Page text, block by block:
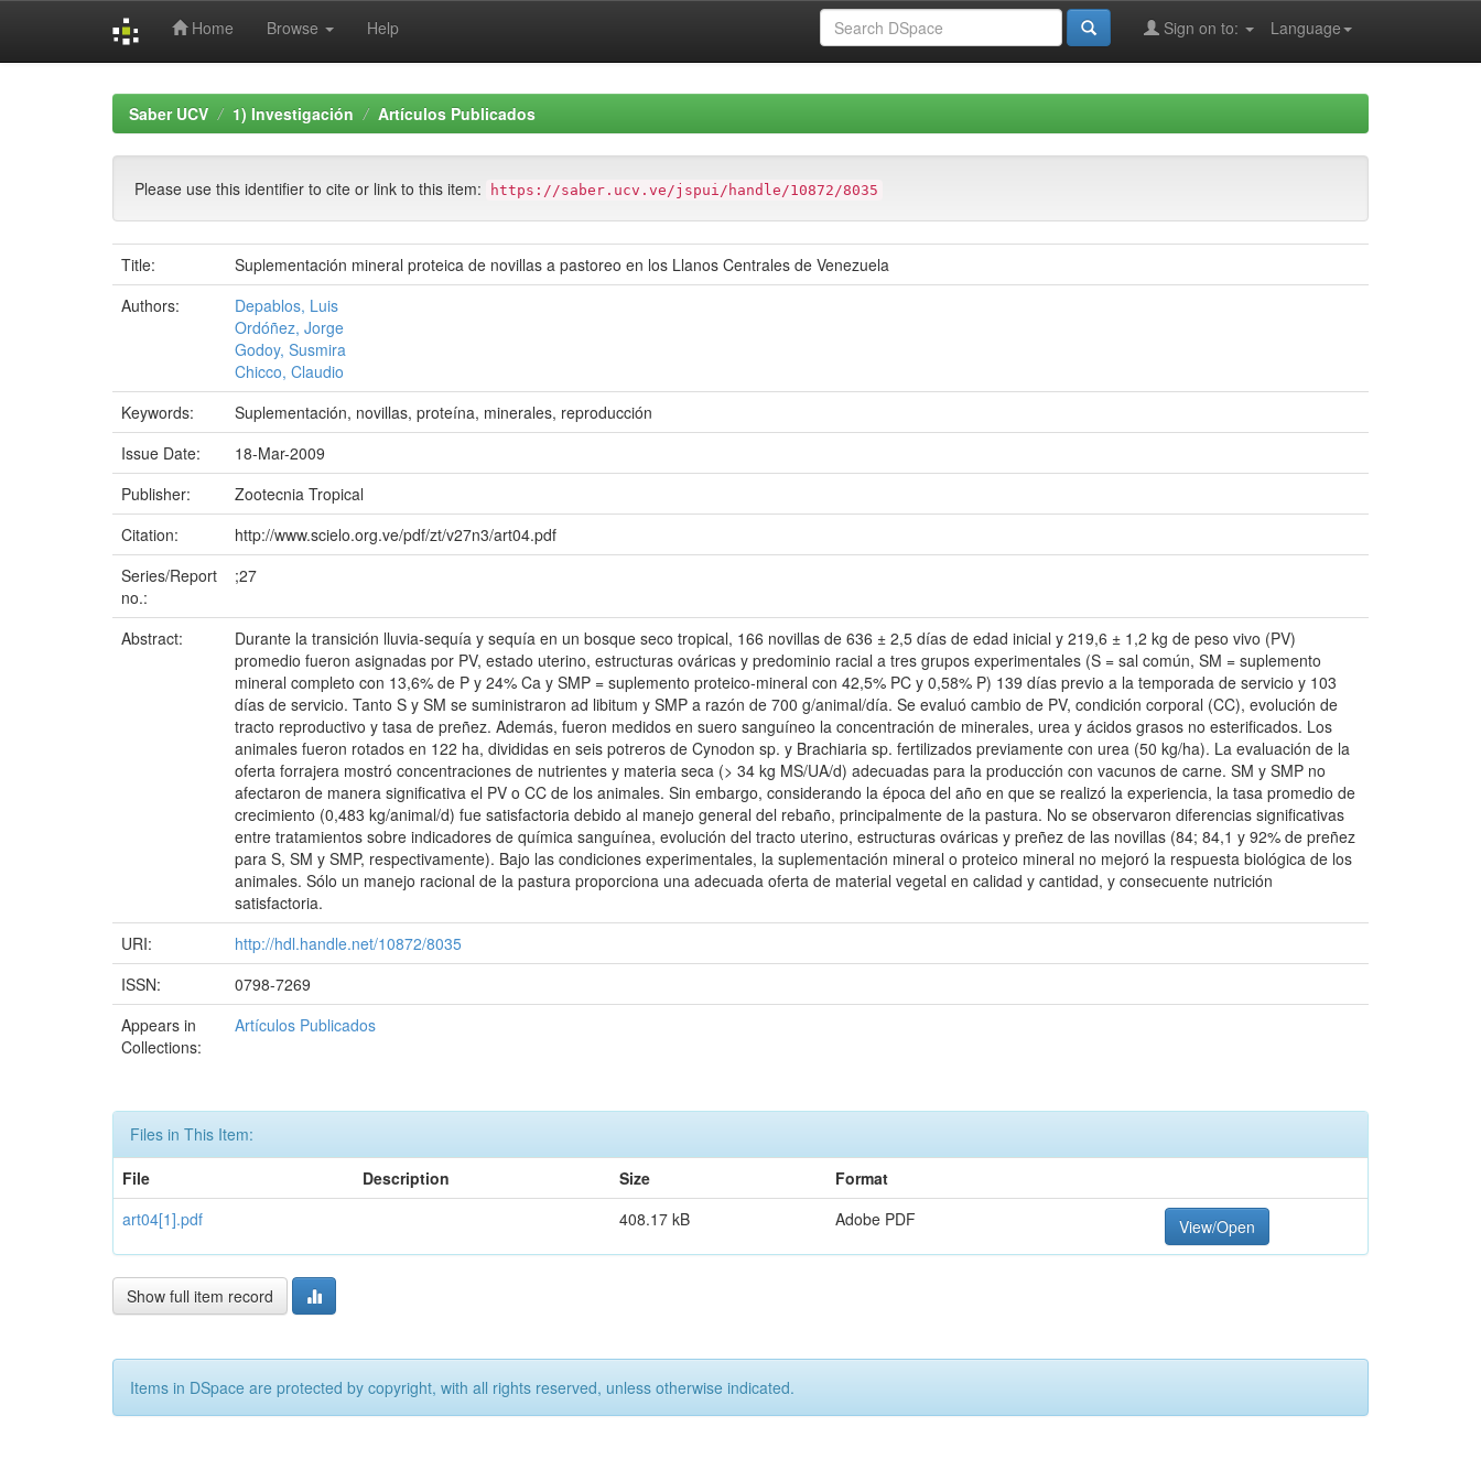
Home Browse Help Language
Sign on to:
Saber UCV 1) Investigación Artículos Publicados
Please use this identifier to cite or link to this item: https://saber.ucv.ve/jspui/handle/10872/8035
Title:
Suplementación mineral proteica de novillas a pastoreo en los Llanos Centrales de Venezuela
Authors:
Depablos, Luis
Ordóñez, Jorge
Godoy, Susmira
Chicco, Claudio
Keywords:
Suplementación, novillas, proteína, minerales, reproducción
Issue Date:
18-Mar-2009
Publisher:
Zootecnia Tropical
Citation:
http://www.scielo.org.ve/pdf/zt/v27n3/art04.pdf
Series/Report
no.:
;27
Abstract:
Durante la transición lluvia-sequía y sequía en un bosque seco tropical, 166 novillas de 636 ± 2,5 días de edad inicial y 219,6 ± 1,2 kg de peso vivo (PV)
promedio fueron asignadas por PV, estado uterino, estructuras ováricas y predominio racial a tres grupos experimentales (S = sal común, SM = suplemento
mineral completo con 13,6% de P y 24% Ca y SMP = suplemento proteico-mineral con 42,5% PC y 0,58% P) 139 días previo a la temporada de servicio y 103
días de servicio. Tanto S y SM se suministraron ad libitum y SMP a razón de 700 g/animal/día. Se evaluó cambio de PV, condición corporal (CC), evolución de
tracto reproductivo y tasa de preñez. Además, fueron medidos en suero sanguíneo la concentración de minerales, urea y ácidos grasos no esterificados. Los
animales fueron rotados en 122 ha, divididas en seis potreros de Cynodon sp. y Brachiaria sp. fertilizados previamente con urea (50 kg/ha). La evaluación de la
oferta forrajera mostró concentraciones de nutrientes y materia seca (> 34 kg MS/UA/d) adecuadas para la producción con vacunos de carne. SM y SMP no
afectaron de manera significativa el PV o CC de los animales. Sin embargo, considerando la época del año en que se realizó la experiencia, la tasa promedio de
crecimiento (0,483 kg/animal/d) fue satisfactoria debido al manejo general del rebaño, principalmente de la pastura. No se observaron diferencias significativas
entre tratamientos sobre indicadores de química sanguínea, evolución del tracto uterino, estructuras ováricas y preñez de las novillas (84; 84,1 y 92% de preñez
para S, SM y SMP, respectivamente). Bajo las condiciones experimentales, la suplementación mineral o proteico mineral no mejoró la respuesta biológica de los
animales. Sólo un manejo racional de la pastura proporciona una adecuada oferta de material vegetal en calidad y cantidad, y consecuente nutrición
satisfactoria.
URI:
http://hdl.handle.net/10872/8035
ISSN:
0798-7269
Appears in
Collections:
Artículos Publicados
Files in This Item:
File
Description Size
Format
art04[1].pdf
408.17 kB Adobe PDF View/Open
Show full item record
Items in DSpace are protected by copyright, with all rights reserved, unless otherwise indicated.